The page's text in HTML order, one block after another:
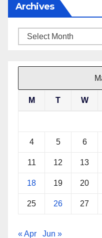
Archives
Archives
M T W
4 5 6
11 12 13
18 19 20
25 26 27
« Apr Jun »